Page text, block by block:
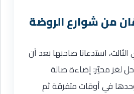
من شوارع الروضة
استدعانا صاحبها بعد أن
لغز محيّر: إضاءة صالة
في أوقات متفرقة ثم